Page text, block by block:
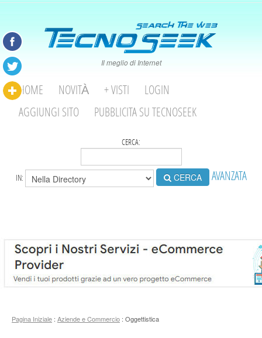
Il meglio di Internet
HOME NOVITÀ + VISTI
LOGIN
AGGIUNGI SITO
PUBBLICITA SU TECNOSEEK
CERCA:
IN: CERCA AVANZATA
Pagina Iniziale : Aziende e Commercio : Oggettistica